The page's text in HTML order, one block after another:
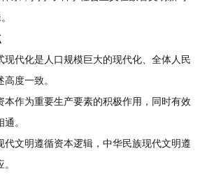
现代化是人口规模巨大的现代化、全体人民
度一致。
本作为重要生产要素的积极作用，同时有效
。
代文明遵循资本逻辑，中华民族现代文明遵